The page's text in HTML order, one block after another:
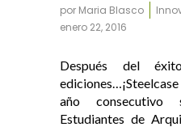
por Maria Blasco
enero 22, 2016
Después del
año consecutivo
Estudiantes de